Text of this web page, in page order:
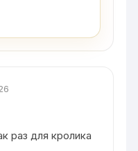
раз для кролика